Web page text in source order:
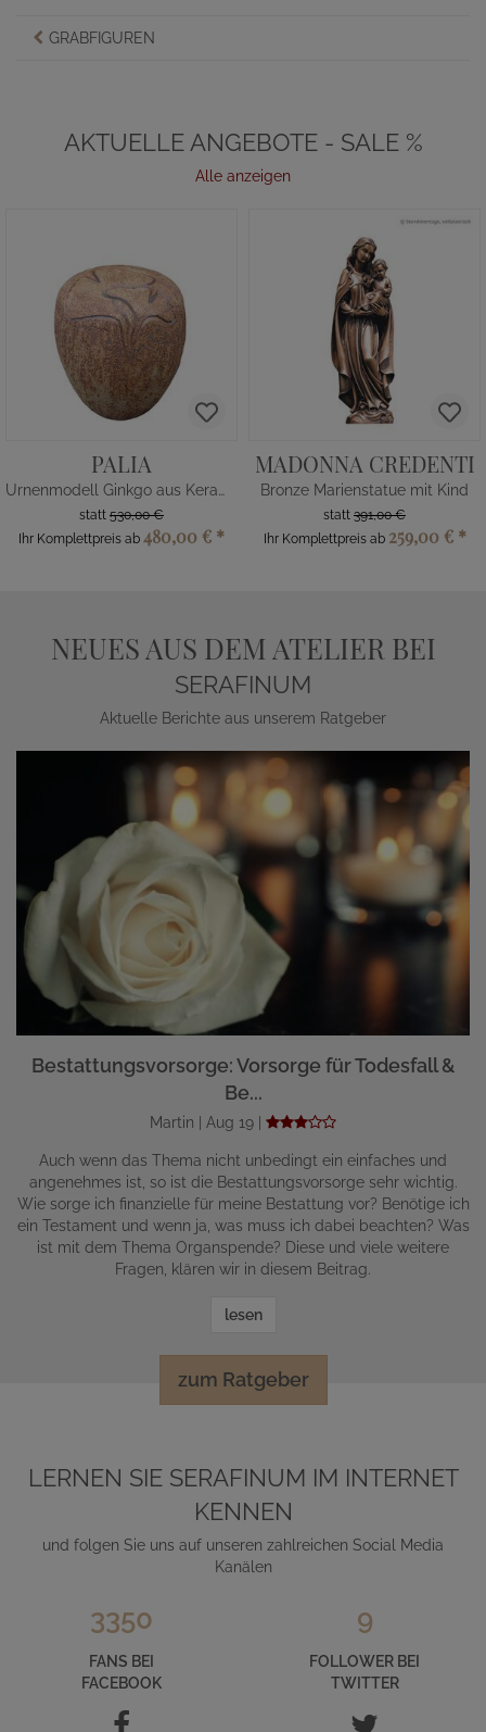
GRABFIGUREN
AKTUELLE ANGEBOTE - SALE %
Alle anzeigen
PALIA
Urnenmodell Ginkgo aus Keramik
statt 530,00 €
Ihr Komplettpreis ab 480,00 € *
MADONNA CREDENTI
Bronze Marienstatue mit Kind
statt 391,00 €
Ihr Komplettpreis ab 259,00 € *
NEUES AUS DEM ATELIER BEI
SERAFINUM
Aktuelle Berichte aus unserem Ratgeber
Bestattungsvorsorge: Vorsorge für Todesfall &
Be...
Martin | Aug 19 |
Auch wenn das Thema nicht unbedingt ein einfaches und
angenehmes ist, so ist die Bestattungsvorsorge sehr wichtig.
Wie sorge ich finanzielle für meine Bestattung vor? Benötige ich
ein Testament und wenn ja, was muss ich dabei beachten? Was
ist mit dem Thema Organspende? Diese und viele weitere
Fragen, klären wir in diesem Beitrag.
lesen
zum Ratgeber
LERNEN SIE SERAFINUM IM INTERNET
KENNEN
und folgen Sie uns auf unseren zahlreichen Social Media
Kanälen
3350
FANS BEI
FACEBOOK
9
FOLLOWER BEI
TWITTER